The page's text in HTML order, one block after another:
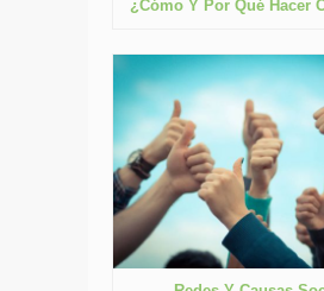
¿Cómo Y Por Qué Hacer